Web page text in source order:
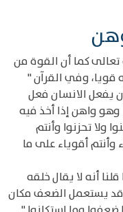
كما أن القوة من
قويا، وفي القرآن "
والوهن هو أن يفعل الانسان فعل
واهن إذا أخذ فيه
ولا تحزنوا وأنتم
وأنتم أقوياء على ما
أنه لا يقال خلقه
وقد يستعمل الضعف مكان